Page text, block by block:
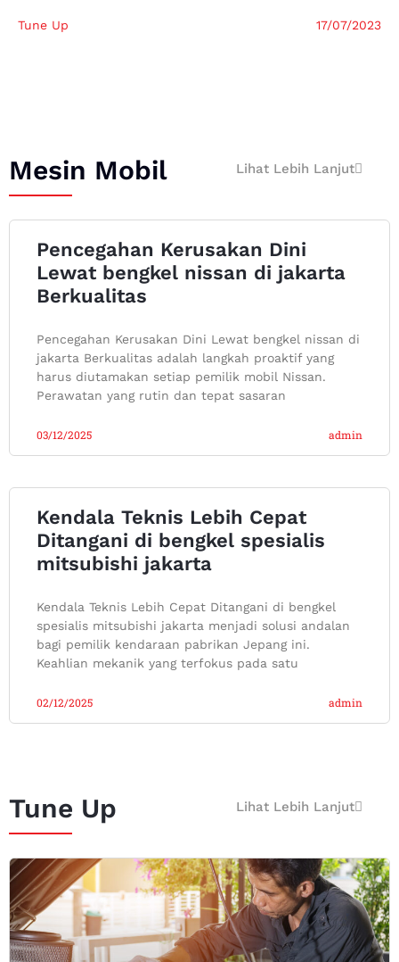
Tune Up 17/07/2023
Mesin Mobil Lihat Lebih Lanjut
Pencegahan Kerusakan Dini
Lewat bengkel nissan di jakarta
Berkualitas
Pencegahan Kerusakan Dini Lewat bengkel nissan di
jakarta Berkualitas adalah langkah proaktif yang
harus diutamakan setiap pemilik mobil Nissan.
Perawatan yang rutin dan tepat sasaran
admin
03/12/2025
Kendala Teknis Lebih Cepat
Ditangani di bengkel spesialis
mitsubishi jakarta
Kendala Teknis Lebih Cepat Ditangani di bengkel
spesialis mitsubishi jakarta menjadi solusi andalan
bagi pemilik kendaraan pabrikan Jepang ini.
Keahlian mekanik yang terfokus pada satu
admin
02/12/2025
Tune Up Lihat Lebih Lanjut